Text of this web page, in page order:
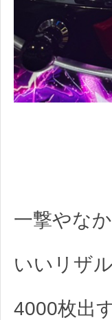
一撃やな
いいリザ
4000枚出